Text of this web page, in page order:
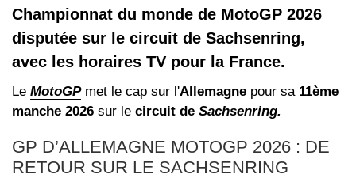
Championnat du monde de MotoGP 2026
disputée sur le circuit de Sachsenring,
avec les horaires TV pour la France.
Le MotoGPmet le cap sur l'Allemagne pour sa 11ème
manche 2026 sur le circuit de Sachsenring.
GP D’ALLEMAGNE MOTOGP 2026 : DE
RETOUR SUR LE SACHSENRING